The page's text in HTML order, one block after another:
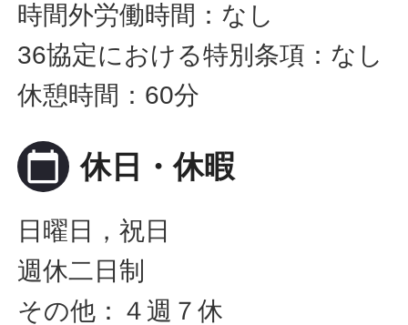
時間外労働時間：なし
36協定における特別条項：なし
休憩時間：60分
calendar_today 休日・休暇
日曜日，祝日
週休二日制
その他：４週７休